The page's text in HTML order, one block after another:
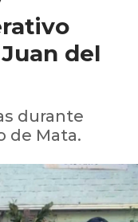
del
durante
de Mata.